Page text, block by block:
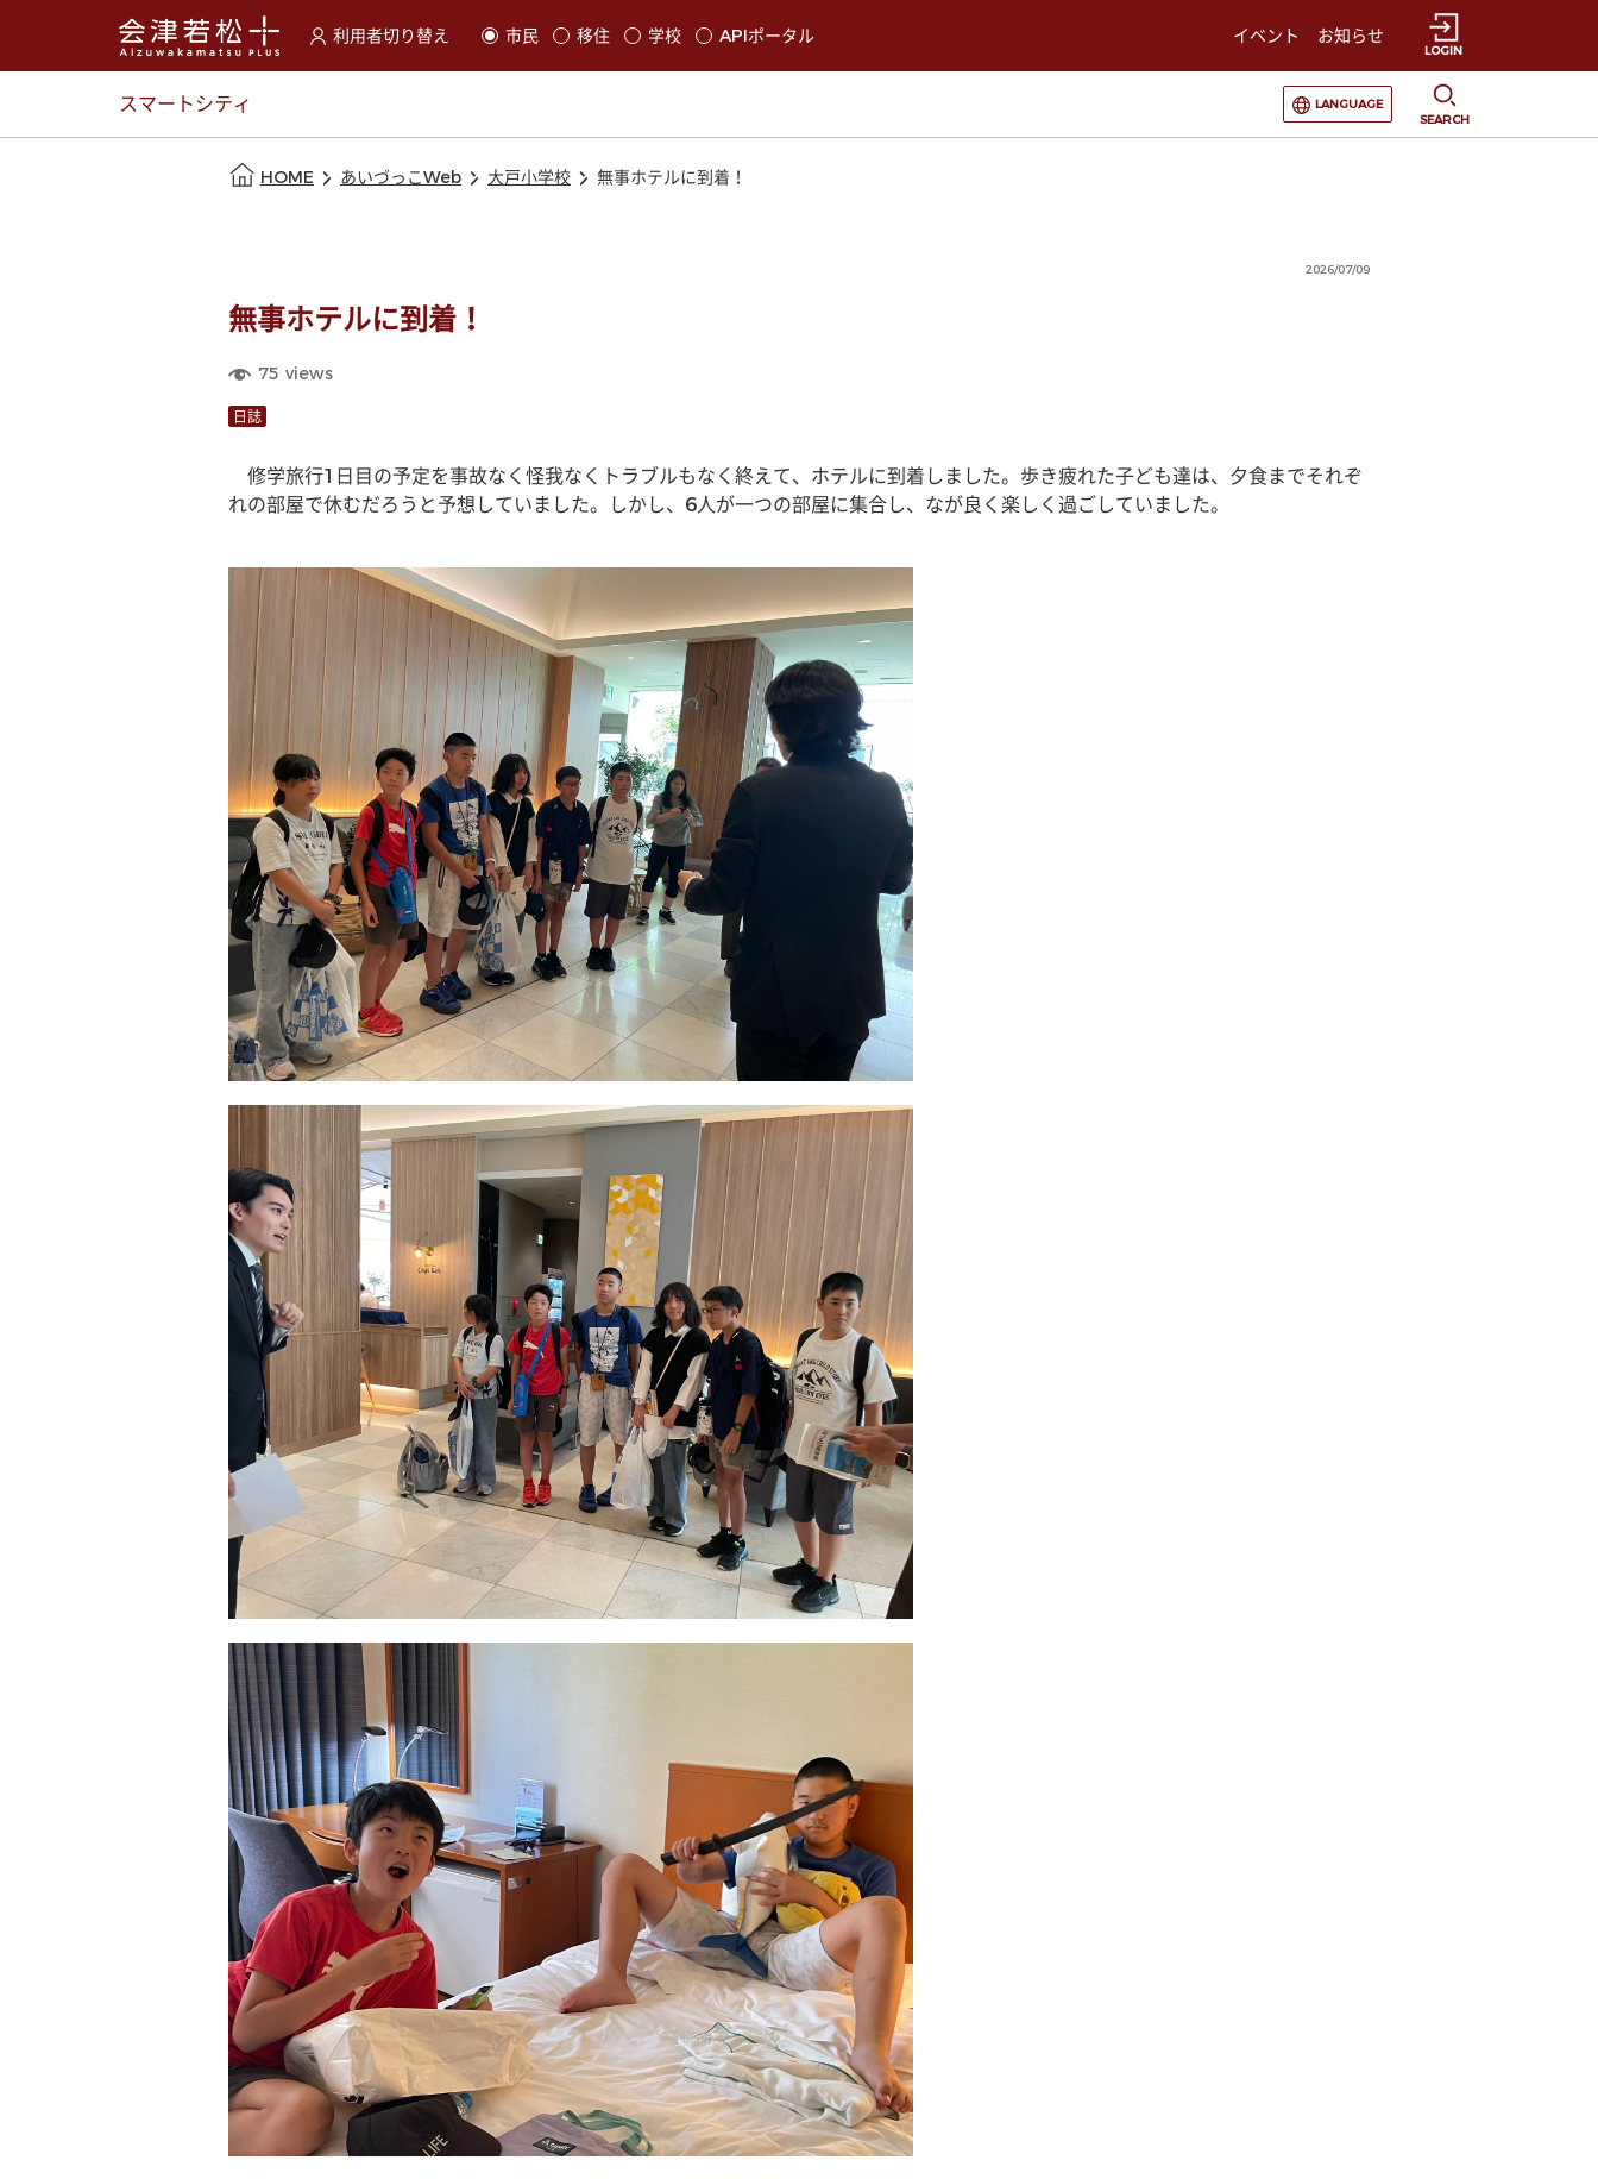
利用者切り替え
選択すると利用者の切替が発生します
市民 移住 学校 APIポータル イベント お知らせ
LOGIN
スマートシティ
選択すると言語の切替が発生します
LANGUAGE
SEARCH
HOME あいづっこWeb 大戸小学校 無事ホテルに到着！
2026/07/09
無事ホテルに到着！
75 views
日誌
修学旅行1日目の予定を事故なく怪我なくトラブルもなく終えて、ホテルに到着しました。歩き疲れた子ども達は、夕食までそれぞ
れの部屋で休むだろうと予想していました。しかし、6人が一つの部屋に集合し、なが良く楽しく過ごしていました。